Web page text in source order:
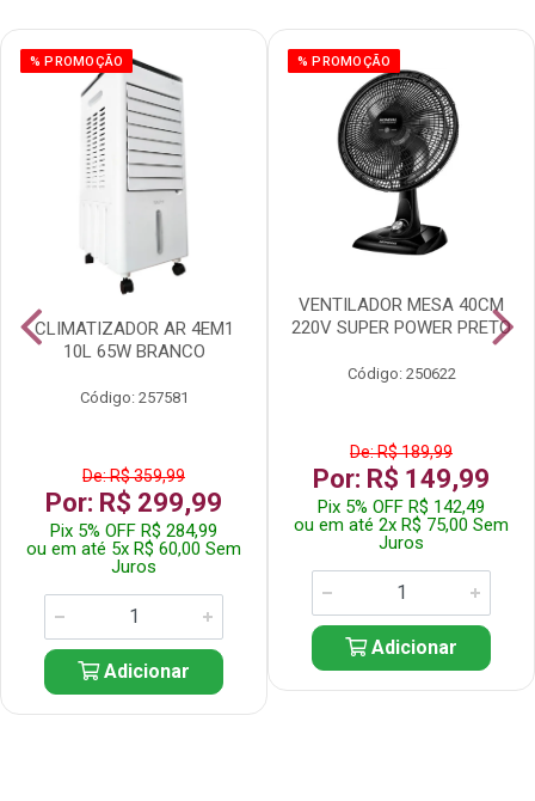
% PROMOÇÃO
CLIMATIZADOR AR 4EM1
10L 65W BRANCO
Código: 257581
De: R$ 359,99
Por: R$ 299,99
Pix 5% OFF R$ 284,99
ou em até 5x R$ 60,00 Sem
Juros
Adicionar
% PROMOÇÃO
VENTILADOR MESA 40CM
220V SUPER POWER PRETO
Código: 250622
De: R$ 189,99
Por: R$ 149,99
Pix 5% OFF R$ 142,49
ou em até 2x R$ 75,00 Sem
Juros
Adicionar